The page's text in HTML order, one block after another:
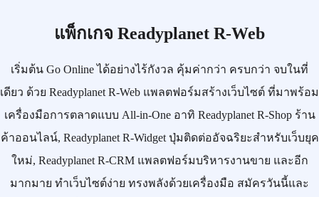
แพ็กเกจ Readyplanet R-Web
เริ่มต้น Go Onlineได้อย่างไร้กังวล คุ้มค่ากว่า ครบกว่า จบในที่
เดียว ด้วย Readyplanet R-Web แพลตฟอร์มสร้างเว็บไซต์ ที่มาพร้อม
เครื่องมือการตลาดแบบ All-in-Oneอาทิ Readyplanet R-Shopร้าน
ค้าออนไลน์, Readyplanet R-Widgetปุ่มติดต่ออัจฉริยะสำหรับเว็บยุค
ใหม่, Readyplanet R-CRMแพลตฟอร์มบริหารงานขาย และอีก
มากมาย ทำเว็บไซต์ง่าย ทรงพลังด้วยเครื่องมือ สมัครวันนี้และ